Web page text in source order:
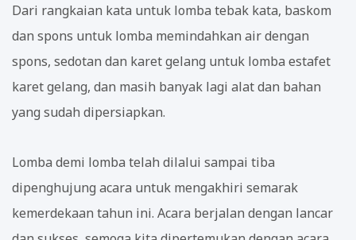
Dari rangkaian kata untuk lomba tebak kata, baskom
dan spons untuk lomba memindahkan air dengan
spons, sedotan dan karet gelang untuk lomba estafet
karet gelang, dan masih banyak lagi alat dan bahan
yang sudah dipersiapkan.
Lomba demi lomba telah dilalui sampai tiba
dipenghujung acara untuk mengakhiri semarak
kemerdekaan tahun ini. Acara berjalan dengan lancar